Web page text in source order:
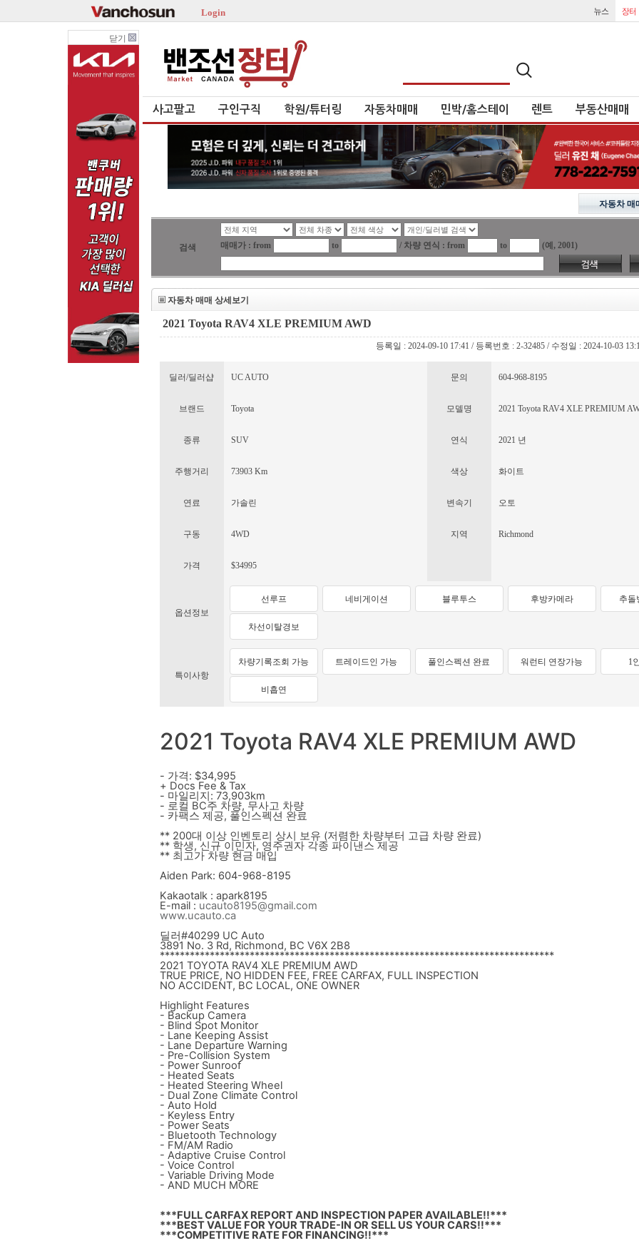
Login
닫기
사고팔고 구인구직 학원/튜터링 자동차매매 민박/홈스테이 렌트 부동산매매
자동차 매
검색 매매가 : from to / 차량 연식 : from to (예, 2001)
자동차 매매 상세보기
2021 Toyota RAV4 XLE PREMIUM AWD
등록일 : 2024-09-10 17:41 / 등록번호 : 2-32485 / 수정일 : 2024-10-03
딜러/딜러샵 UC AUTO 문의 604-968-8195
브랜드 Toyota 모델명 2021 Toyota RAV4 XLE PREMIUM
종류 SUV 연식 2021 년
주행거리 73903 Km 색상 화이트
연료 가솔린 변속기 오토
구동 4WD 지역 Richmond
가격 $34995
옵션정보
선루프 네비게이션 블루투스 후방카메라 추돌
차선이탈경보
특이사항
차량기록조회 가능 트레이드인 가능 풀인스펙션 완료 워런티 연장가능 1
비흡연
2021 Toyota RAV4 XLE PREMIUM AWD
- 가격: $34,995
+ Docs Fee & Tax
- 마일리지: 73,903km
- 로컬 BC주 차량, 무사고 차량
- 카팩스 제공, 풀인스펙션 완료
** 200대 이상 인벤토리 상시 보유 (저렴한 차량부터 고급 차량 완료)
** 학생, 신규 이민자, 영주권자 각종 파이낸스 제공
** 최고가 차량 현금 매입
Aiden Park: 604-968-8195
Kakaotalk : apark8195
E-mail : ucauto8195@gmail.com
www.ucauto.ca
딜러#40299 UC Auto
3891 No. 3 Rd, Richmond, BC V6X 2B8
*******************************************************************************
2021 TOYOTA RAV4 XLE PREMIUM AWD
TRUE PRICE, NO HIDDEN FEE, FREE CARFAX, FULL INSPECTION
NO ACCIDENT, BC LOCAL, ONE OWNER
Highlight Features
- Backup Camera
- Blind Spot Monitor
- Lane Keeping Assist
- Lane Departure Warning
- Pre-Collision System
- Power Sunroof
- Heated Seats
- Heated Steering Wheel
- Dual Zone Climate Control
- Auto Hold
- Keyless Entry
- Power Seats
- Bluetooth Technology
- FM/AM Radio
- Adaptive Cruise Control
- Voice Control
- Variable Driving Mode
- AND MUCH MORE
***FULL CARFAX REPORT AND INSPECTION PAPER AVAILABLE!!***
***BEST VALUE FOR YOUR TRADE-IN OR SELL US YOUR CARS!!***
***COMPETITIVE RATE FOR FINANCING!!***